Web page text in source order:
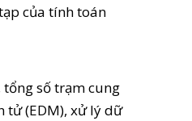
của tính toán
số trạm cung
tử (EDM), xử lý dữ